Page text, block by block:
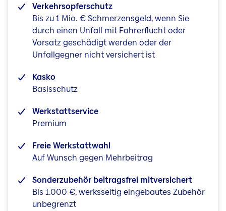
Verkehrsopferschutz
Bis zu 1 Mio. € Schmerzensgeld, wenn Sie
durch einen Unfall mit Fahrerflucht oder
Vorsatz geschädigt werden oder der
Unfallgegner nicht versichert ist
Kasko
Basisschutz
Werkstattservice
Premium
Freie Werkstattwahl
Auf Wunsch gegen Mehrbeitrag
Sonderzubehör beitragsfrei mitversichert
Bis 1.000 €, werksseitig eingebautes Zubehör
unbegrenzt